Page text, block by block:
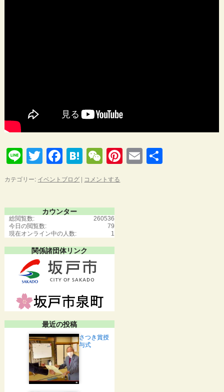
LineTwitterFacebook
Hatena
WeChat
Pinterest
Email
カテゴリー: イベントブログ | コメントする
カウンター
260536
総閲覧数:
79
今日の閲覧数:
1
現在オンライン中の人数:
関係諸団体リンク
最近の投稿
さつき賞授
与式